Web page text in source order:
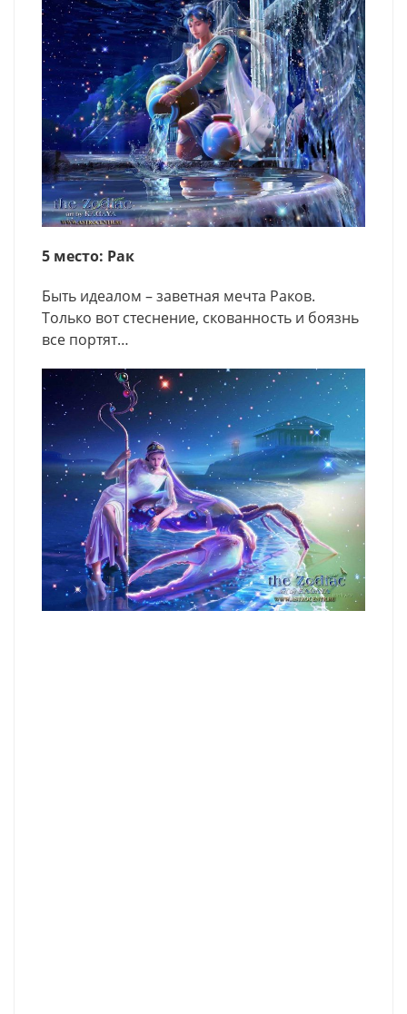
5 место: Рак
Быть идеалом – заветная мечта Раков.
Только вот стеснение, скованность и боязнь
все портят…